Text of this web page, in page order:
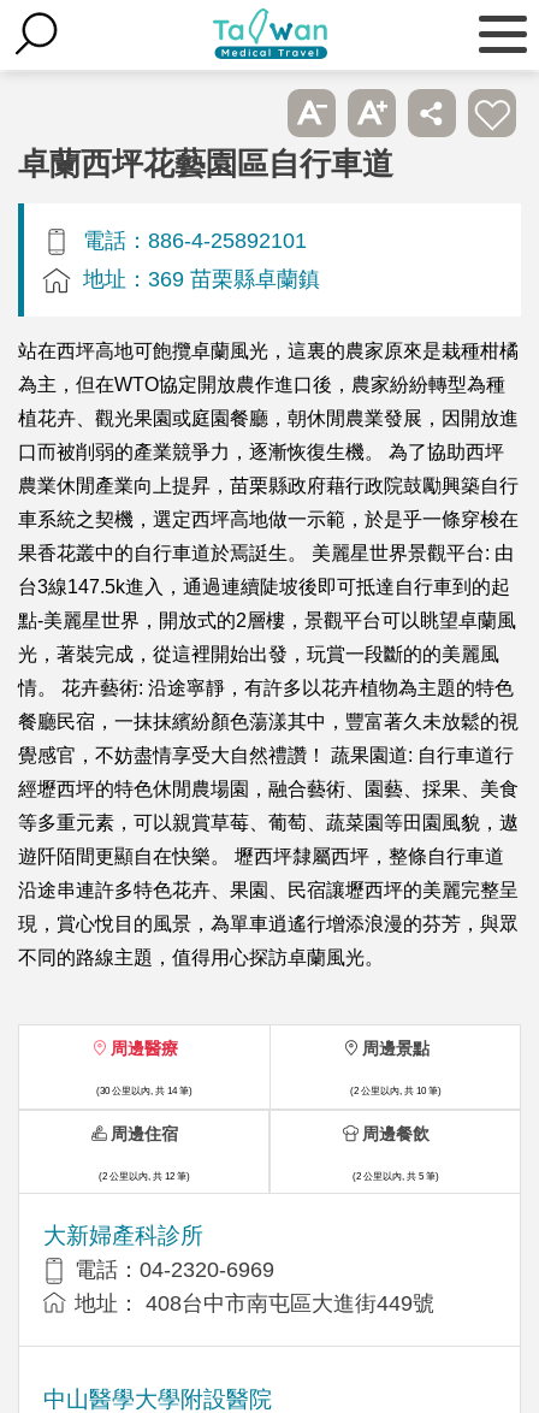
卓蘭西坪花藝園區自行車道
電話：886-4-25892101
地址：369 苗栗縣卓蘭鎮
站在西坪高地可飽攬卓蘭風光，這裏的農家原來是栽種柑橘
為主，但在WTO協定開放農作進口後，農家紛紛轉型為種
植花卉、觀光果園或庭園餐廳，朝休閒農業發展，因開放進
口而被削弱的產業競爭力，逐漸恢復生機。 為了協助西坪
農業休閒產業向上提昇，苗栗縣政府藉行政院鼓勵興築自行
車系統之契機，選定西坪高地做一示範，於是乎一條穿梭在
果香花叢中的自行車道於焉誔生。 美麗星世界景觀平台: 由
台3線147.5k進入，通過連續陡坡後即可抵達自行車到的起
點-美麗星世界，開放式的2層樓，景觀平台可以眺望卓蘭風
光，著裝完成，從這裡開始出發，玩賞一段斷的的美麗風
情。 花卉藝術: 沿途寧靜，有許多以花卉植物為主題的特色
餐廳民宿，一抹抹繽紛顏色蕩漾其中，豐富著久未放鬆的視
覺感官，不妨盡情享受大自然禮讚！ 蔬果園道: 自行車道行
經壢西坪的特色休閒農場園，融合藝術、園藝、採果、美食
等多重元素，可以親賞草莓、葡萄、蔬菜園等田園風貌，遨
遊阡陌間更顯自在快樂。 壢西坪隸屬西坪，整條自行車道
沿途串連許多特色花卉、果園、民宿讓壢西坪的美麗完整呈
現，賞心悅目的風景，為單車逍遙行增添浪漫的芬芳，與眾
不同的路線主題，值得用心探訪卓蘭風光。
周邊醫療
(30 公里以內, 共 14 筆)
大新婦產科診所
電話：04-2320-6969
地址： 408台中市南屯區大進街449號
中山醫學大學附設醫院
周邊景點
(2 公里以內, 共 10 筆)
周邊住宿
(2 公里以內, 共 12 筆)
周邊餐飲
(2 公里以內, 共 5 筆)